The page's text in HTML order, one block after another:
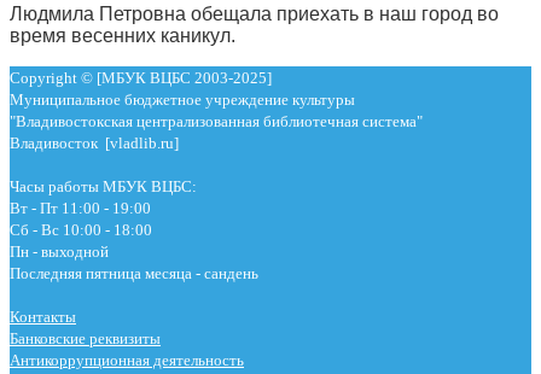
Людмила Петровна обещала приехать в наш город во
время весенних каникул.
Copyright © [МБУК ВЦБС 2003-2025]
Муниципальное бюджетное учреждение культуры
"Владивостокская централизованная библиотечная система"
Владивосток [vladlib.ru]
Часы работы МБУК ВЦБС:
Вт - Пт 11:00 - 19:00
Сб - Вс 10:00 - 18:00
Пн - выходной
Последняя пятница месяца - сандень
Контакты
Банковские реквизиты
Антикоррупционная деятельность